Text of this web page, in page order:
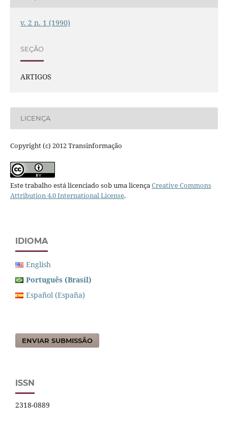
v. 2 n. 1 (1990)
SEÇÃO
ARTIGOS
LICENÇA
Copyright (c) 2012 Transinformação
Este trabalho está licenciado sob uma licençaCreative Commons
Attribution 4.0 International License.
IDIOMA
English
Português (Brasil)
Español (España)
ENVIAR SUBMISSÃO
ISSN
2318-0889